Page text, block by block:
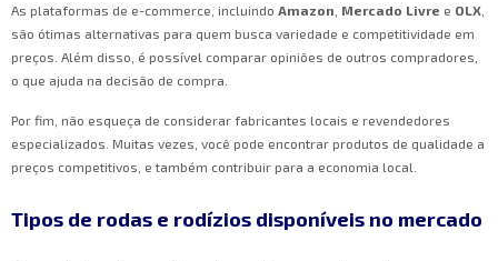
As plataformas de e-commerce, incluindo Amazon Mercado Livre e OLX
são ótimas alternativas para quem busca variedade e competitividade em
preços. Além disso, é possível comparar opiniões de outros compradores,
o que ajuda na decisão de compra.
Por fim, não esqueça de considerar fabricantes locais e revendedores
especializados. Muitas vezes, você pode encontrar produtos de qualidade a
preços competitivos, e também contribuir para a economia local.
Tipos de rodas e rodízios disponíveis no mercado